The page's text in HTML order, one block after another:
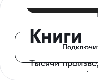
Книги
Тысячи
с доступом